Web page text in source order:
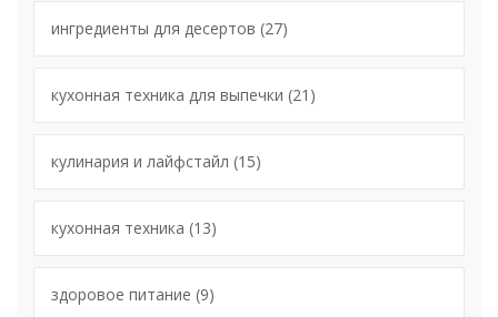
ингредиенты для десертов (27)
кухонная техника для выпечки (21)
кулинария и лайфстайл (15)
кухонная техника (13)
здоровое питание (9)